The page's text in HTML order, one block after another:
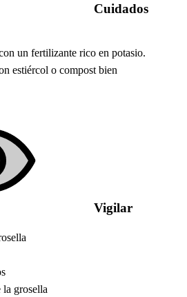
Cuidados
un fertilizante rico en potasio.
estiércol o compost bien
Vigilar
grosella